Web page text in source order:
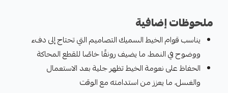
ملحوظات إضافية
يناسب قوام الخيط السميك التصاميم التي تحتاج إلى دفء
ووضوح في النمط، ما يضيف رونقًا خاصًا للقطع المحاكة
الحفاظ على نعومة الخيط تظهر جلية بعد الاستعمال
والغسل، ما يعزز من استدامته مع الوقت